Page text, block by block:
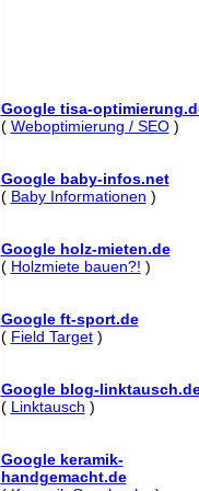
Google tisa-
( Weboptimierung / SEO)
Google baby-infos.net
( Baby Informationen )
Google holz-mieten.de
( Holzmiete bauen?! )
Google ft-sport.de
( Field Target)
Google blog-
( Linktausch )
Google keramik-
handgemacht.de